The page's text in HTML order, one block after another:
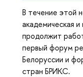
В течение этой
академическая и
продолжит
первый форум
Белоруссии и
стран БРИКС.